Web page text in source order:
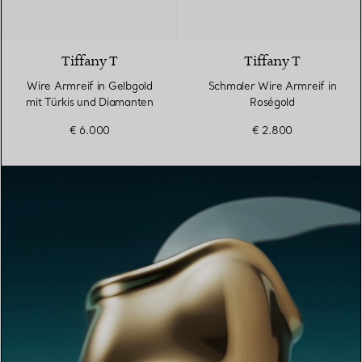
Tiffany T
Wire Armreif in Gelbgold
mit Türkis und Diamanten
€ 6.000
Tiffany T
Schmaler Wire Armreif in
Roségold
€ 2.800